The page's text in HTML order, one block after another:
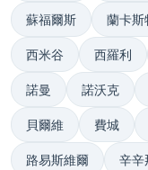
蘇福爾斯 蘭卡斯
西米谷 西羅利
諾曼 諾沃克
貝爾維 費城
路易斯維爾 辛辛